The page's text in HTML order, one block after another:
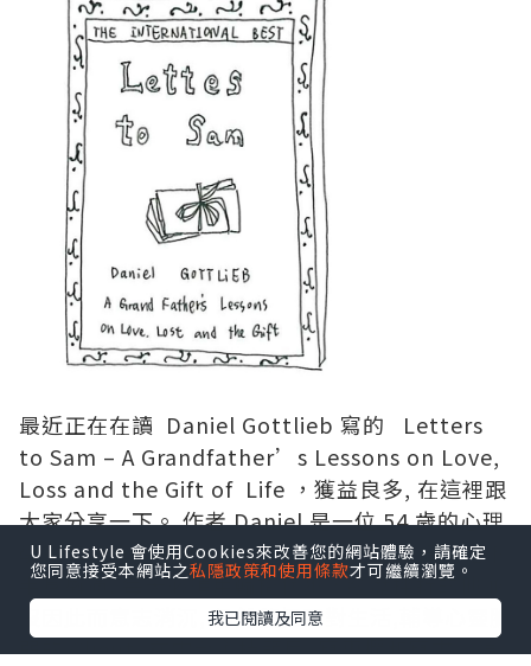
最近正在在讀 Daniel Gottlieb 寫的 Letters
to Sam – A Grandfather’s Lessons on Love,
Loss and the Gift of Life ，獲益良多, 在這裡跟
大家分享一下。 作者 Daniel 是一位 54 歲的心理
學家和家庭治療師，自 20 多年前遇上車禍開始下
半身癱瘓, 每天必須用輪椅代步，經歷挫折的他並
沒因此而意志消沉, 仍然積極面對生活,輔導心靈脆
弱的 Client, 在電台主持節目, 寫專欄和寫書。這
U Lifestyle 會使用Cookies來改善您的網站體驗，請確定
您同意接受本網站之私隱政策和使用條款才可繼續瀏覽。
我已閱讀及同意